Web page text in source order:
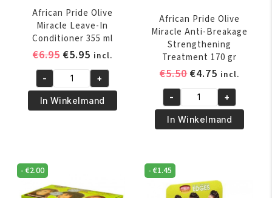
African Pride Olive
Miracle Leave-In
Conditioner 355 ml
€6.95 Oorspronkelijke
was:
€6.95.
€5.95Huidige
prijs
is:
€5.95.
incl.
African
Pride
Olive
Conditioner
355
- +
In Winkelmand
African Pride Olive
Miracle Anti-Breakage
Strengthening
Treatment 170 gr
€5.50
was:
€5.50.
€4.75 Huidige
prijs
is:
€4.75.
incl.
African
Pride
Olive
Anti-
Breakage
Strengthening
- +
In Winkelmand
-€2.00 -€1.45